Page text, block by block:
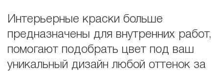
Интерьерные краски больше
предназначены для внутренних работ,
помогают подобрать цвет под ваш
уникальный дизайн любой оттенок за